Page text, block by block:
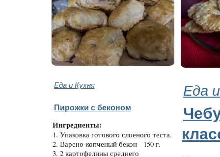
Еда и Кухня Еда
Пирожки с беконом
Ингредиенты:
1. Упаковка готового слоеного теста.
2. Варено-копченый бекон - 150 г.
3. 2 картофелины среднего